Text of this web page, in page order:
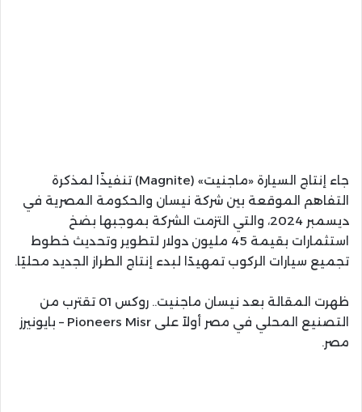
جاء إنتاج السيارة «ماجنيت» (Magnite) تنفيذًا لمذكرة
التفاهم الموقعة بين شركة نيسان والحكومة المصرية في
ديسمبر 2024، والتي التزمت الشركة بموجبها بضخ
استثمارات بقيمة 45 مليون دولار لتطوير وتحديث خطوط
تجميع سيارات الركوب تمهيدًا لبدء إنتاج الطراز الجديد محليًا.
ظهرت المقالة بعد نيسان ماجنيت.. روكس 01 تقترب من
التصنيع المحلي في مصر أولاً على Pioneers Misr – بايونيرز
مصر.